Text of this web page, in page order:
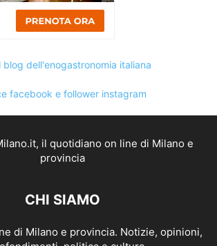
CHI SIAMO
di Milano e provincia. Notizie, opinioni,